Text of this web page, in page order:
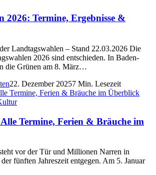
2026: Termine, Ergebnisse &
Landtagswahlen – Stand 22.03.2026 Die
2026 sind entschieden. In Baden-
die Grünen am 8. März…
22. Dezember 20257 Min. Lesezeit
Termine, Ferien & Bräuche im
vor der Tür und Millionen Narren in
fünften Jahreszeit entgegen. Am 5. Januar